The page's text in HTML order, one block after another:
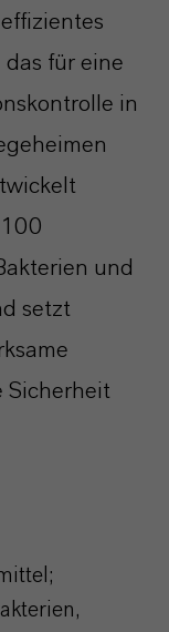
für eine
in
und
setzt
Sicherheit